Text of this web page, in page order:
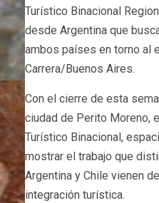
Turístico Binacional
desde Argentina que
ambos países en torno al
Carrera/Buenos Aires.
Con el cierre de esta
ciudad de Perito Moreno,
Turístico Binacional,
mostrar el trabajo que
Argentina y Chile vienen
integración turística.